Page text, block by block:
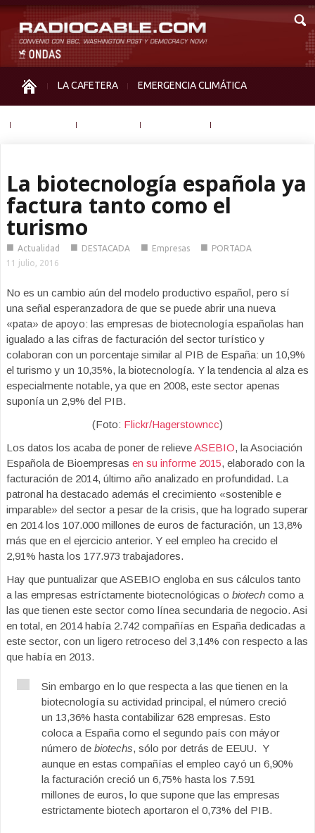
LA CAFETERA EMERGENCIA CLIMÁTICA
La biotecnología española ya
factura tanto como el
turismo
■ Actualidad ■ DESTACADA ■ Empresas ■ PORTADA
11 julio, 2016
No es un cambio aún del modelo productivo español, pero sí
una señal esperanzadora de que se puede abrir una nueva
«pata» de apoyo: las empresas de biotecnología españolas han
igualado a las cifras de facturación del sector turístico y
colaboran con un porcentaje similar al PIB de España: un 10,9%
el turismo y un 10,35%, la biotecnología. Y la tendencia al alza es
especialmente notable, ya que en 2008, este sector apenas
suponía un 2,9% del PIB.
(Foto: Flickr/Hagerstowncc)
Los datos los acaba de poner de relieveASEBIO, la Asociación
Española de Bioempresas en su informe 2015, elaborado con la
facturación de 2014, último año analizado en profundidad. La
patronal ha destacado además el crecimiento «sostenible e
imparable» del sector a pesar de la crisis, que ha logrado superar
en 2014 los 107.000 millones de euros de facturación, un 13,8%
más que en el ejercicio anterior. Y eel empleo ha crecido el
2,91% hasta los 177.973 trabajadores.
Hay que puntualizar que ASEBIO engloba en sus cálculos tanto
a las empresas estríctamente biotecnológicas o biotech como a
las que tienen este sector como línea secundaria de negocio. Asi
en total, en 2014 había 2.742 compañías en España dedicadas a
este sector, con un ligero retroceso del 3,14% con respecto a las
que había en 2013.
Sin embargo en lo que respecta a las que tienen en la
biotecnología su actividad principal, el número creció
un 13,36% hasta contabilizar 628 empresas. Esto
coloca a España como el segundo país con máyor
número de biotechs, sólo por detrás de EEUU. Y
aunque en estas compañías el empleo cayó un 6,90%
la facturación creció un 6,75% hasta los 7.591
millones de euros, lo que supone que las empresas
estrictamente biotech aportaron el 0,73% del PIB.